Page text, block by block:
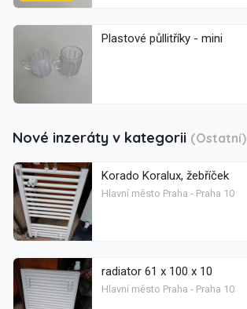
Plastové půllitříky - mini
Nové inzeráty v kategorii (Ostatní)
Korado Koralux, žebříček
Hlavní město Praha - Praha 10
radiator 61 x 100 x 10
Hlavní město Praha - Praha 10